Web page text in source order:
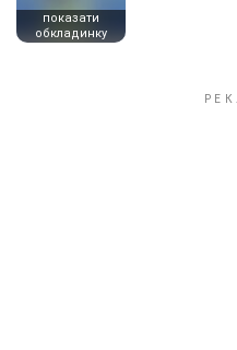
показати
обкладинку